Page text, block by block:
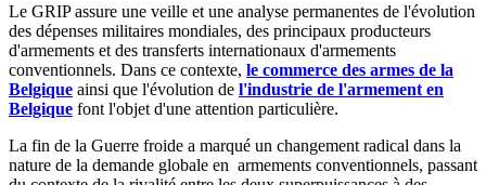
Le GRIP assure une veille et une analyse permanentes de l'évolution
des dépenses militaires mondiales, des principaux producteurs
d'armements et des transferts internationaux d'armements
conventionnels. Dans ce contexte, le commerce des armes de la
Belgique ainsi que l'évolution de l'industrie de l'armement en
Belgique font l'objet d'une attention particulière.
La fin de la Guerre froide a marqué un changement radical dans la
nature de la demande globale en armements conventionnels, passant